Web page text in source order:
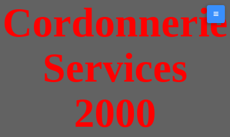
au
contenu
Cordonnerie
Services
2000